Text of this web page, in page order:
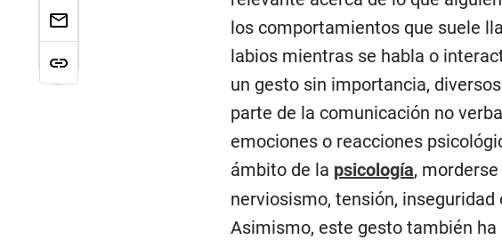
los comportamientos que suele
labios mientras se habla o
un gesto sin importancia,
parte de la comunicación no
emociones o reacciones
ámbito de la psicología,
nerviosismo, tensión,
Asimismo, este gesto también